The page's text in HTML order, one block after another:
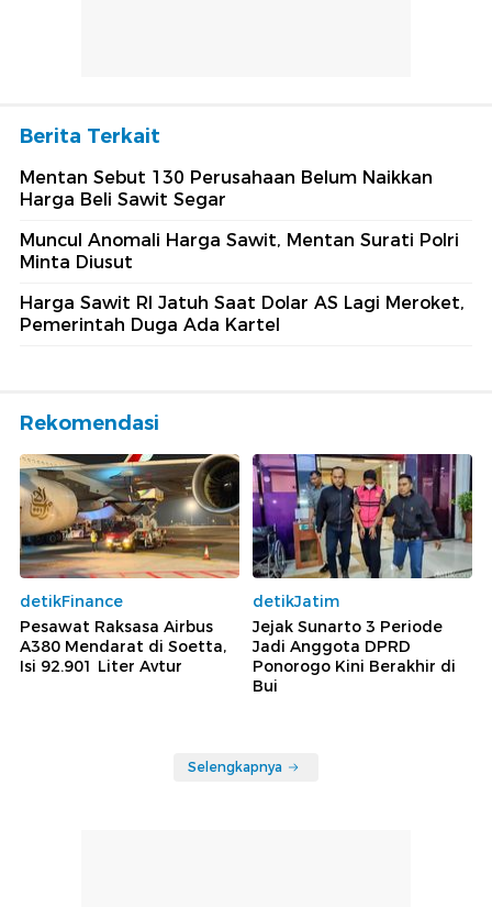
Berita Terkait
Mentan Sebut 130 Perusahaan Belum Naikkan
Harga Beli Sawit Segar
Muncul Anomali Harga Sawit, Mentan Surati Polri
Minta Diusut
Harga Sawit RI Jatuh Saat Dolar AS Lagi Meroket,
Pemerintah Duga Ada Kartel
Rekomendasi
detikFinance
Pesawat Raksasa Airbus
A380 Mendarat di Soetta,
Isi 92.901 Liter Avtur
detikJatim
Jejak Sunarto 3 Periode
Jadi Anggota DPRD
Ponorogo Kini Berakhir di
Bui
Selengkapnya